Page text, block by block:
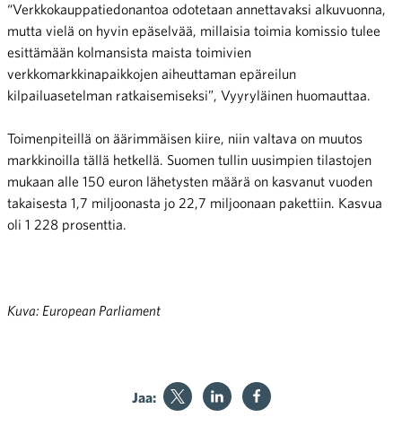
“Verkkokauppatiedonantoa odotetaan annettavaksi alkuvuonna,
mutta vielä on hyvin epäselvää, millaisia toimia komissio tulee
esittämään kolmansista maista toimivien
verkkomarkkinapaikkojen aiheuttaman epäreilun
kilpailuasetelman ratkaisemiseksi”, Vyyryläinen huomauttaa.
Toimenpiteillä on äärimmäisen kiire, niin valtava on muutos
markkinoilla tällä hetkellä. Suomen tullin uusimpien tilastojen
mukaan alle 150 euron lähetysten määrä on kasvanut vuoden
takaisesta 1,7 miljoonasta jo 22,7 miljoonaan pakettiin. Kasvua
oli 1 228 prosenttia.
Kuva: European Parliament
Jaa: